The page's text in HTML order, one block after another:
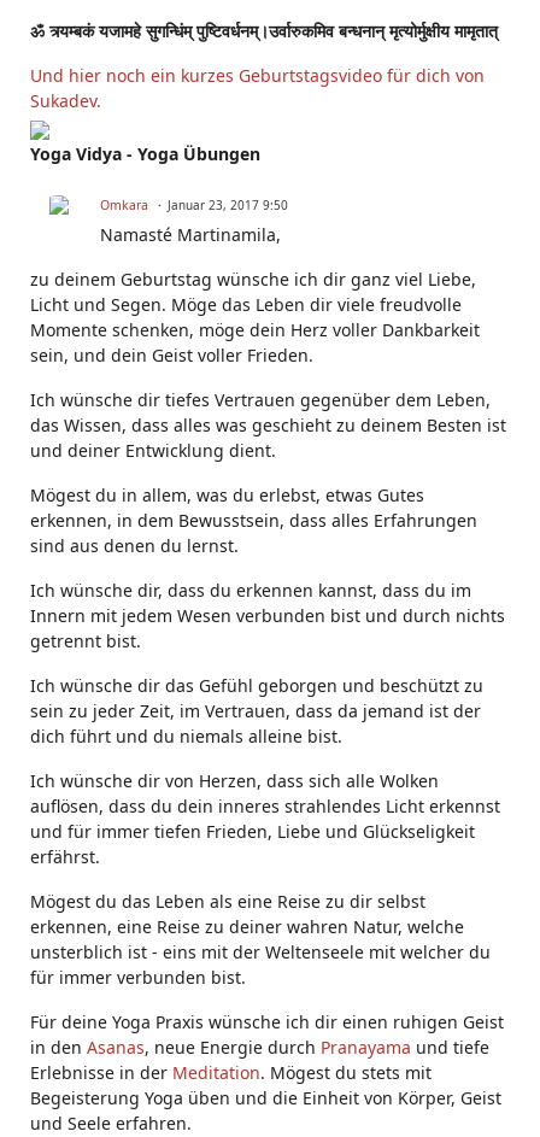
ॐ त्र्यम्बकं यजामहे सुगन्धिंम् पुष्टिवर्धनम्।उर्वारुकमिव बन्धनान् मृत्योर्मुक्षीय मामृतात्
Und hier noch ein kurzes Geburtstagsvideo für dich von
Sukadev.
Yoga Vidya - Yoga Übungen
Omkara Januar 23, 2017 9:50
Namasté Martinamila,
zu deinem Geburtstag wünsche ich dir ganz viel Liebe,
Licht und Segen. Möge das Leben dir viele freudvolle
Momente schenken, möge dein Herz voller Dankbarkeit
sein, und dein Geist voller Frieden.
Ich wünsche dir tiefes Vertrauen gegenüber dem Leben,
das Wissen, dass alles was geschieht zu deinem Besten ist
und deiner Entwicklung dient.
Mögest du in allem, was du erlebst, etwas Gutes
erkennen, in dem Bewusstsein, dass alles Erfahrungen
sind aus denen du lernst.
Ich wünsche dir, dass du erkennen kannst, dass du im
Innern mit jedem Wesen verbunden bist und durch nichts
getrennt bist.
Ich wünsche dir das Gefühl geborgen und beschützt zu
sein zu jeder Zeit, im Vertrauen, dass da jemand ist der
dich führt und du niemals alleine bist.
Ich wünsche dir von Herzen, dass sich alle Wolken
auflösen, dass du dein inneres strahlendes Licht erkennst
und für immer tiefen Frieden, Liebe und Glückseligkeit
erfährst.
Mögest du das Leben als eine Reise zu dir selbst
erkennen, eine Reise zu deiner wahren Natur, welche
unsterblich ist - eins mit der Weltenseele mit welcher du
für immer verbunden bist.
Für deine Yoga Praxis wünsche ich dir einen ruhigen Geist
in den Asanas, neue Energie durch Pranayama und tiefe
Erlebnisse in der Meditation. Mögest du stets mit
Begeisterung Yoga üben und die Einheit von Körper, Geist
und Seele erfahren.